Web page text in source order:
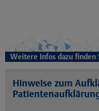
Weitere Infos dazu finden
Hinweise zum